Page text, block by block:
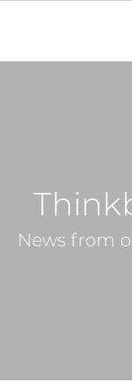
News from